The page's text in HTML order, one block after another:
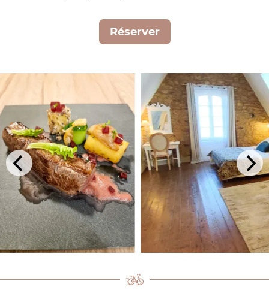
Réserver